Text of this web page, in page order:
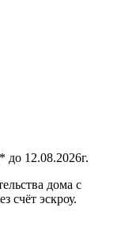
до 12.08.2026г.
дома с
счёт эскроу.